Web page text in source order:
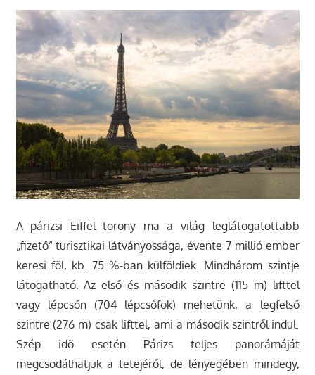
A párizsi Eiffel torony ma a világ leglátogatottabb
„fizető” turisztikai látványossága, évente 7 millió ember
keresi föl, kb. 75 %-ban külföldiek. Mindhárom szintje
látogatható. Az első és második szintre (115 m) lifttel
vagy lépcsőn (704 lépcsőfok) mehetünk, a legfelső
szintre (276 m) csak lifttel, ami a második szintről indul.
Szép idõ esetén Párizs teljes panorámáját
megcsodálhatjuk a tetejéről, de lényegében mindegy,